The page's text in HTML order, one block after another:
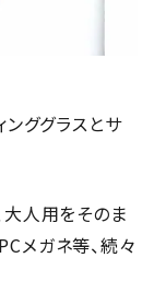
ンググラスとサ
大人用をそのま
メガネ等、続々